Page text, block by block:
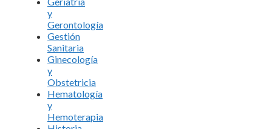
y
Gerontología
Gestión
Sanitaria
Ginecología
y
Obstetricia
Hematología
y
Hemoterapia